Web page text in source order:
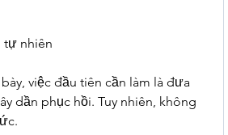
tự nhiên
việc đầu tiên cần làm là đưa
dần phục hồi. Tuy nhiên, không